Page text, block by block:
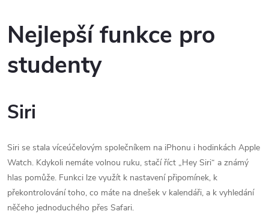
Nejlepší funkce pro
studenty
Siri
Siri se stala víceúčelovým společníkem na iPhonu i hodinkách Apple
Watch. Kdykoli nemáte volnou ruku, stačí říct „Hey Siri“ a známý
hlas pomůže. Funkci lze využít k nastavení připomínek, k
překontrolování toho, co máte na dnešek v kalendáři, a k vyhledání
něčeho jednoduchého přes Safari.